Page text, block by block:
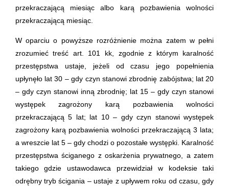
przekraczającą miesiąc albo karą pozbawienia wolności
przekraczającą miesiąc.
W oparciu o powyższe rozróżnienie można zatem w pełni
zrozumieć treść art. 101 kk, zgodnie z którym karalność
przestępstwa ustaje, jeżeli od czasu jego popełnienia
upłynęło lat 30 – gdy czyn stanowi zbrodnię zabójstwa; lat 20
– gdy czyn stanowi inną zbrodnię; lat 15 – gdy czyn stanowi
występek zagrożony karą pozbawienia wolności
przekraczającą 5 lat; lat 10 – gdy czyn stanowi występek
zagrożony karą pozbawienia wolności przekraczającą 3 lata;
a wreszcie lat 5 – gdy chodzi o pozostałe występki. Karalność
przestępstwa ściganego z oskarżenia prywatnego, a zatem
takiego gdzie ustawodawca przewidział w kodeksie taki
odrębny tryb ścigania – ustaje z upływem roku od czasu, gdy